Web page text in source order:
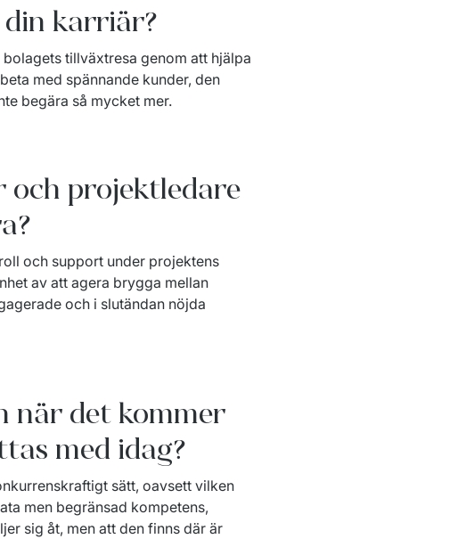
karriär?
tillväxtresa genom att hjälpa
med spännande kunder, den
begära så mycket mer.
och projektledare
och support under projektens
av att agera brygga mellan
och i slutändan nöjda
när det kommer
med idag?
sätt, oavsett vilken
men begränsad kompetens,
sig åt, men att den finns där är